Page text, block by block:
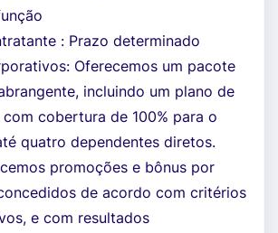
: Prazo determinado
Oferecemos um pacote
incluindo um plano de
cobertura de 100% para o
quatro dependentes diretos.
promoções e bônus por
de acordo com critérios
e com resultados